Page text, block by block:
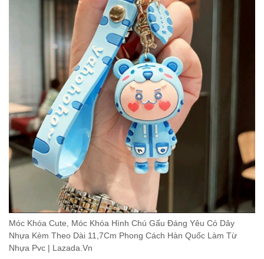
Móc Khóa Cute, Móc Khóa Hình Chú Gấu Đáng Yêu Có Dây
Nhựa Kèm Theo Dài 11,7Cm Phong Cách Hàn Quốc Làm Từ
Nhựa Pvc | Lazada.Vn